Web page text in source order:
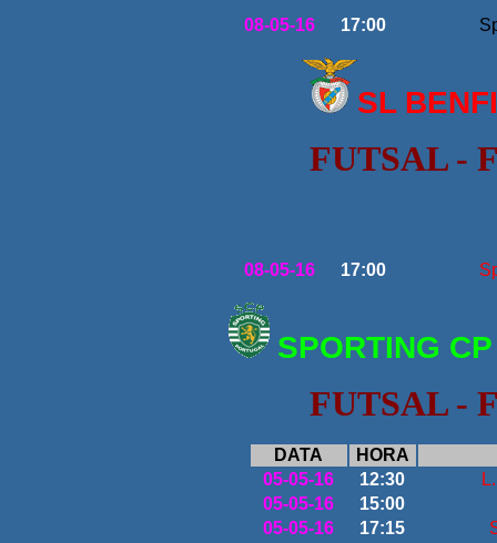
08-05-16 17:00
SL
FUTSAL -
08-05-16 17:00
SPORTING
FUTSAL -
DATA
HORA
05-05-16
12:30
05-05-16
15:00
05-05-16
17:15